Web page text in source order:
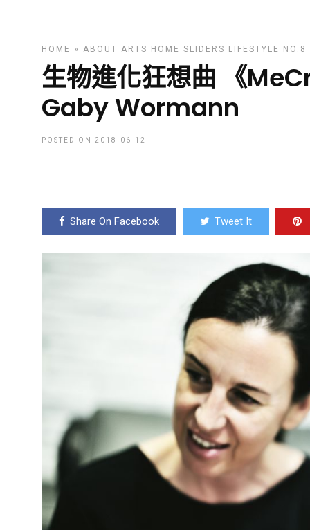
HOME » ABOUT ARTS HOME SLIDERS LIFESTYLE NO.8
生物進化狂想曲 《
Gaby Wormann
POSTED ON 2018-06-12
Share On Facebook Tweet It